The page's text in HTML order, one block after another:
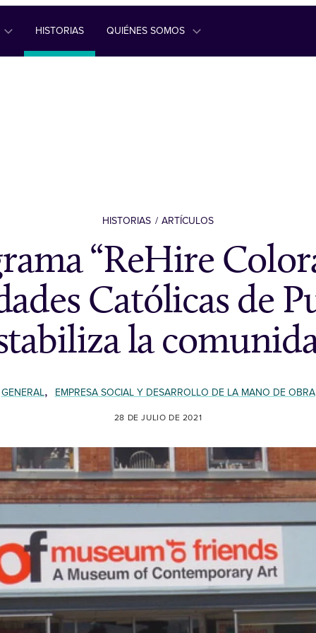
HISTORIAS QUIÉNES SOMOS
HISTORIAS ARTÍCULOS
“ReHire
Católicas de
la
GENERAL, EMPRESA SOCIAL Y DESARROLLO DE LA MANO DE OBRA
28 DE JULIO DE 2021